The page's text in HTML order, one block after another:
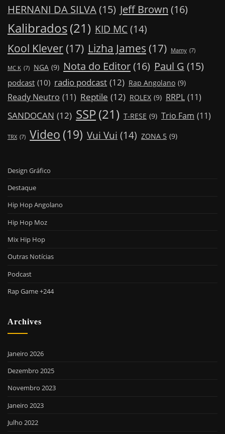
HERNANI DA SILVA(15) Jeff Brown (16)
Kalibrados(21) KID MC (14)
Kool Klever (17) Lizha James (17) Mamy (7)
MC K (7) NGA (9) Nota do Editor(16) Paul G (15)
podcast (10) radio podcast (12) Rap Angolano (9)
Ready Neutro (11) Reptile (12) ROLEX (9) RRPL (11)
SANDOCAN (12) SSP(21) T-RESE (9) Trio Fam (11)
TRX (7) Video (19) Vui Vui (14) ZONA 5 (9)
Design Gráfico
Destaque
Hip Hop Angolano
Hip Hop Moz
Mix Hip Hop
Outras Notícias
Podcast
Rap Game +244
Archives
Janeiro 2026
Dezembro 2025
Novembro 2023
Janeiro 2023
Julho 2022